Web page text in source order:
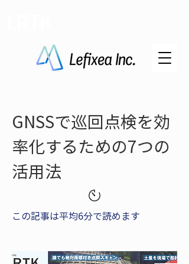
GNSSで巡回点検を効
率化するための7つの
活用法
この記事は平均6分で読めます